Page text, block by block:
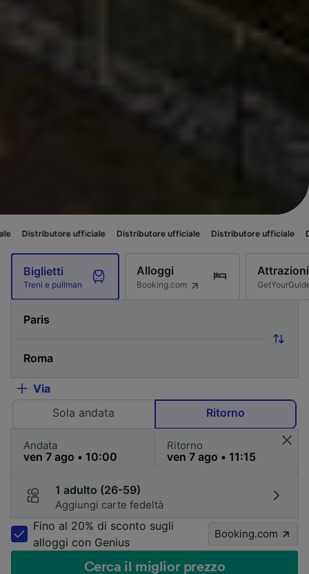
ufficiale Distributore ufficiale Distributore ufficiale Distributore
Biglietti
Treni e pullman
Alloggi
Booking.com
Attrazioni
Via
Sola andata
Ritorno
Andata Ritorno
1 adulto (26-59)
Aggiungi carte fedeltà
Fino al 20% di sconto sugli
alloggi con Genius
Booking.com
Cerca il miglior prezzo